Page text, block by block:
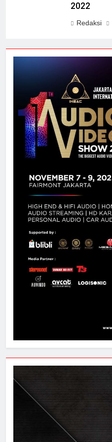
2022
Redaksi